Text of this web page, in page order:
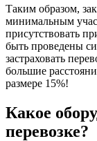
Таким образом,
минимальным
присутствовать
быть проведены
застраховать
большие
размере 15%!
Какое
перевозке?